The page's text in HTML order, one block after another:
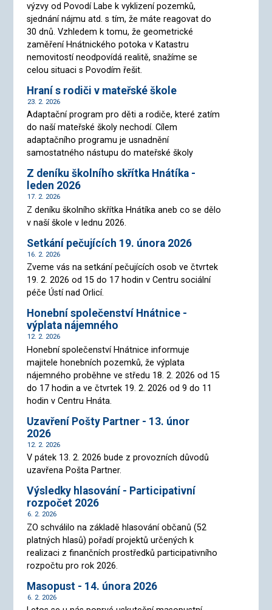
výzvy od Povodí Labe k vyklizení pozemků,
sjednání nájmu atd. s tím, že máte reagovat do
30 dnů. Vzhledem k tomu, že geometrické
zaměření Hnátnického potoka v Katastru
nemovitostí neodpovídá realitě, snažíme se
celou situaci s Povodím řešit.
Hraní s rodiči v mateřské škole
23. 2. 2026
Adaptační program pro děti a rodiče, které zatím
do naší mateřské školy nechodí. Cílem
adaptačního programu je usnadnění
samostatného nástupu do mateřské školy
Z deníku školního skřítka Hnátíka -
leden 2026
17. 2. 2026
Z deníku školního skřítka Hnátíka aneb co se dělo
v naší škole v lednu 2026.
Setkání pečujících 19. února 2026
16. 2. 2026
Zveme vás na setkání pečujících osob ve čtvrtek
19. 2. 2026 od 15 do 17 hodin v Centru sociální
péče Ústí nad Orlicí.
Honební společenství Hnátnice -
výplata nájemného
12. 2. 2026
Honební společenství Hnátnice informuje
majitele honebních pozemků, že výplata
nájemného proběhne ve středu 18. 2. 2026 od 15
do 17 hodin a ve čtvrtek 19. 2. 2026 od 9 do 11
hodin v Centru Hnáta.
Uzavření Pošty Partner - 13. únor
2026
12. 2. 2026
V pátek 13. 2. 2026 bude z provozních důvodů
uzavřena Pošta Partner.
Výsledky hlasování - Participativní
rozpočet 2026
6. 2. 2026
ZO schválilo na základě hlasování občanů (52
platných hlasů) pořadí projektů určených k
realizaci z finančních prostředků participativního
rozpočtu pro rok 2026.
Masopust - 14. února 2026
6. 2. 2026